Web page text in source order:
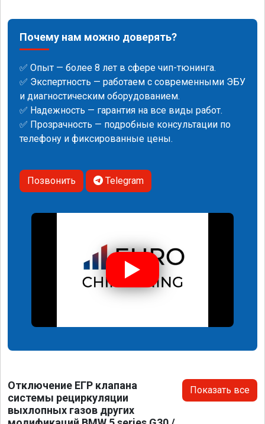
Почему нам можно доверять?
✅ Опыт — более 8 лет в сфере чип-тюнинга.
✅ Экспертность — работаем с современными ЭБУ
и диагностическим оборудованием.
✅ Надежность — гарантия на все виды работ.
✅ Прозрачность — подробные консультации по
телефону и фиксированные цены.
Позвонить Telegram
Отключение ЕГР клапана
системы рециркуляции
выхлопных газов других
Показать все